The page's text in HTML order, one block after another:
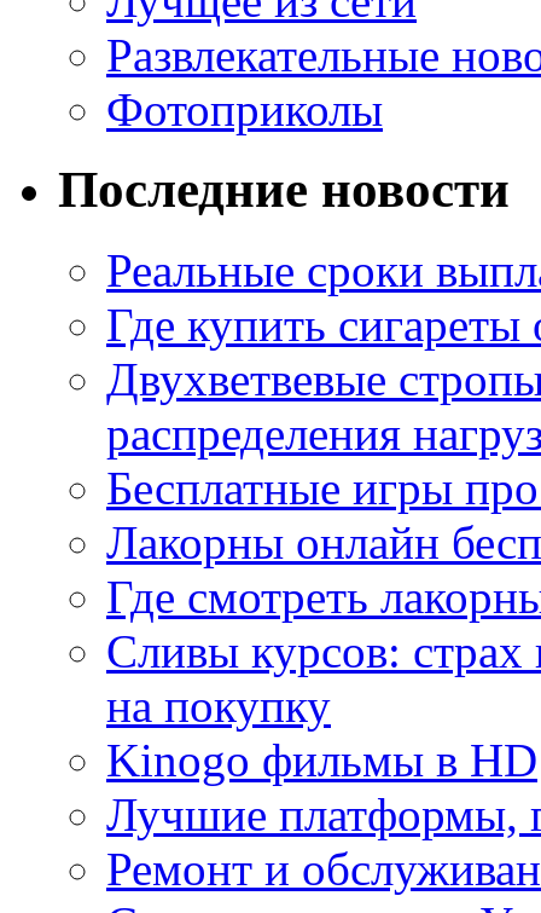
Развлекательные
Фотоприколы
Последние новости
Реальные сроки
Где купить
Двухветвевые
распределения
Бесплатные игры
Лакорны онлайн
Где смотреть
Сливы курсов:
на покупку
Kinogo фильмы в HD
Лучшие платформы,
Ремонт и